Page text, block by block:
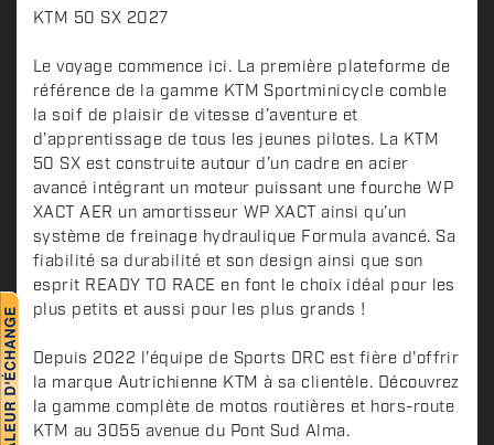
D
s
c
r
i
p
t
i
o
n
KTM 50 SX 2027
Le voyage commence ici. La première plateforme de
référence de la gamme KTM Sportminicycle comble
la soif de plaisir de vitesse d’aventure et
d’apprentissage de tous les jeunes pilotes. La KTM
50 SX est construite autour d’un cadre en acier
avancé intégrant un moteur puissant une fourche WP
XACT AER un amortisseur WP XACT ainsi qu’un
système de freinage hydraulique Formula avancé. Sa
fiabilité sa durabilité et son design ainsi que son
esprit READY TO RACE en font le choix idéal pour les
plus petits et aussi pour les plus grands !
Depuis 2022 l'équipe de Sports DRC est fière d'offrir
la marque Autrichienne KTM à sa clientèle. Découvrez
la gamme complète de motos routières et hors-route
KTM au 3055 avenue du Pont Sud Alma.